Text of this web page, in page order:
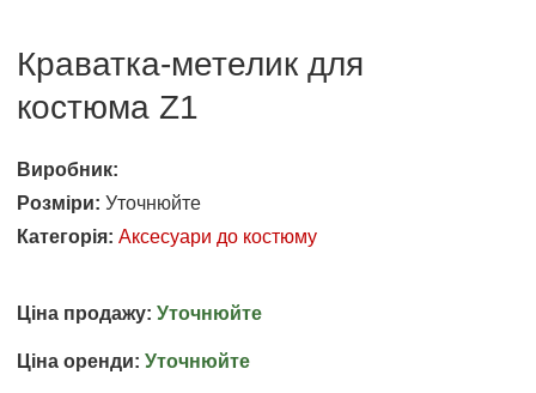
Краватка-метелик для
костюма Z1
Виробник:
Розміри: Уточнюйте
Категорія: Аксесуари до костюму
Ціна продажу: Уточнюйте
Ціна оренди: Уточнюйте